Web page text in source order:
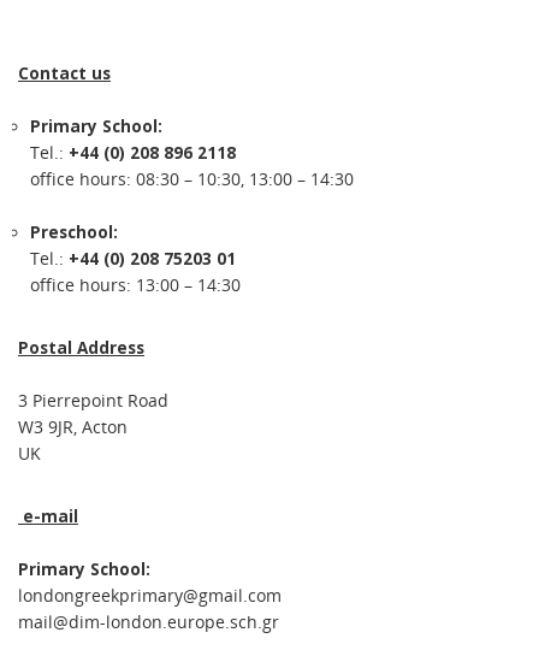
Contact us
Primary School:
Tel.: +44 (0) 208 896 2118
office hours: 08:30 – 10:30, 13:00 – 14:30
Preschool:
Tel.: +44 (0) 208 75203 01
office hours: 13:00 – 14:30
Postal Address
3 Pierrepoint Road
W3 9JR, Acton
UK
e-mail
Primary School:
londongreekprimary@gmail.com
mail@dim-london.europe.sch.gr